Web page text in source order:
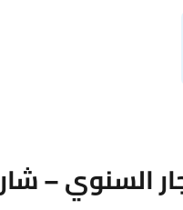
السنوي –